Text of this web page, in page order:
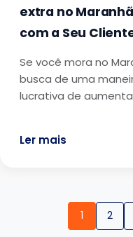
extra no
com a Seu
Se você mora no
busca de uma
lucrativa de
Ler mais
1 2